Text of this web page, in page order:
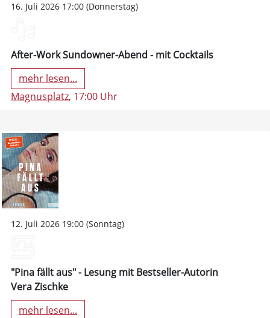
16. Juli 2026 17:00 (Donnerstag)
After-Work Sundowner-Abend - mit Cocktails
mehr lesen...
Magnusplatz, 17:00 Uhr
12. Juli 2026 19:00 (Sonntag)
"Pina fällt aus" - Lesung mit Bestseller-Autorin
Vera Zischke
mehr lesen...